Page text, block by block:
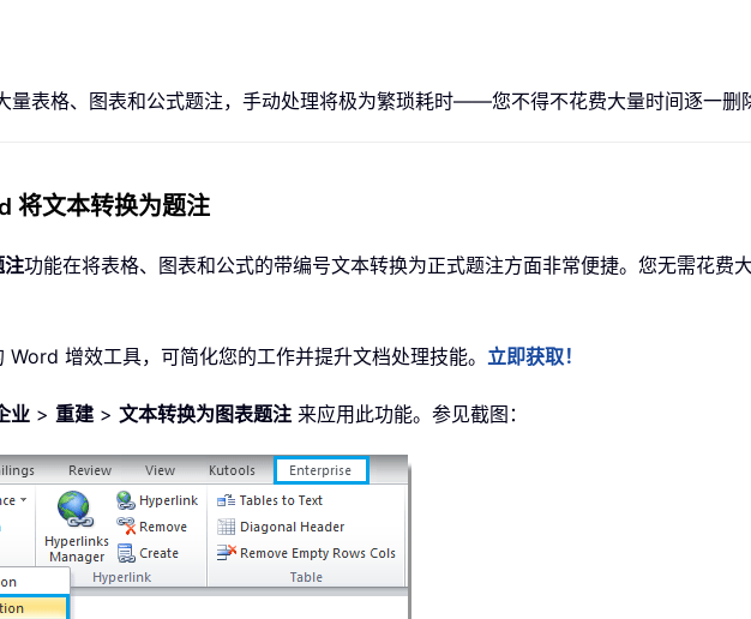
量表格、图表和公式题注，手动处理将极为繁琐耗时——您不得不花费大量时间逐一删
将文本转换为题注
注功能在将表格、图表和公式的带编号文本转换为正式题注方面非常便捷。您无需花费
Word 增效工具，可简化您的工作并提升文档处理技能。 立即获取！
业 > 重建> 文本转换为图表题注 来应用此功能。参见截图：